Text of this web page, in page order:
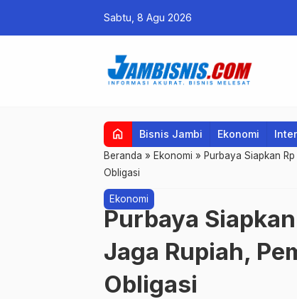
Sabtu, 8 Agu 2026
home Bisnis Jambi Ekonomi
Beranda » Ekonomi » Purbaya Siapkan
Obligasi
Ekonomi
Purbaya
Jaga Rupiah,
Obligasi